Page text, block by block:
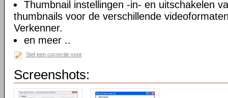
Thumbnail instellingen -in- en uitschakelen
thumbnails voor de verschillende
Verkenner.
en meer ..
Stel een correctie voor
Screenshots: